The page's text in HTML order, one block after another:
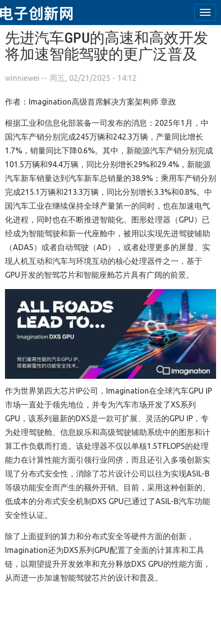
跳转到主要内容
先进汽车GPU的高速和高效开发
将加速智能驾驶的更广泛普及
winniewei -- 周五, 02/21/2025 - 14:12
作者：Imagination高级首席解决方案架构师 章政
根据工业和信息化部装备一司发布的消息：2025年1月，中
国汽车产销分别完成245万辆和242.3万辆，产量同比增长
1.7%，销量同比下降0.6%。其中，新能源汽车产销分别完成
101.5万辆和94.4万辆，同比分别增长29%和29.4%，新能源
汽车新车销量达到汽车新车总销量的38.9%；乘用车产销分别
完成215.1万辆和213.3万辆，同比分别增长3.3%和0.8%。中
国汽车工业在继续保持全球产量第一的同时，也在加速电气
化进程，同时也在不断推进智能化。图形处理器（GPU）已
经成为智能驾驶和新一代座舱中，被用以实现先进驾驶辅助
（ADAS）或者自动驾驶（AD），或者处理更多的屏显、实
现人机互动和汽车与环境互动的核心处理器件之一，基于
GPU开发的智驾芯片和智能座舱芯片具有广阔的前景。
作为世界第四大芯片IP公司，Imagination在全球汽车GPU IP
市场一直处于领先地位，并专为汽车市场开发了XS系列
GPU，该系列最新的DXS是一款可扩展、灵活的GPU IP，专
为处理驾驶舱、信息娱乐和高级驾驶辅助系统中的图形和计
算工作负载而打造。该处理器不仅以单核1.5TFLOPS的处理
能力在计算性能方面引领行业同侪，而且还引入多项创新实
现了分布式安全性，消除了芯片设计公司以往为实现ASIL-B
等级功能安全而产生的额外开销。目前，采用这种创新的、
低成本的分布式安全机制DXS GPU已通过了ASIL-B汽车功能
安全性认证。
除了上面提到的算力和分布式安全等硬件方面的创新，
Imagination还为DXS系列GPU配置了全面的计算库和工具
链，以期望提升开发效率和充分释放DXS GPU的性能方面，
从而进一步加速智能驾驶芯片的设计和普及。